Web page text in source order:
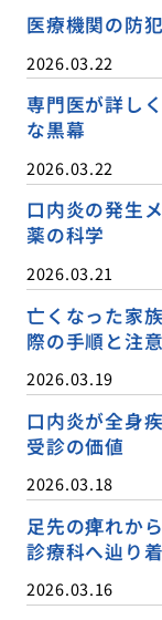
医療機関の防
2026.03.22
専門医が詳し
な黒幕
2026.03.22
口内炎の発生
薬の科学
2026.03.21
亡くなった家
際の手順と注意
2026.03.19
口内炎が全身
受診の価値
2026.03.18
足先の痺れか
診療科へ辿り
2026.03.16